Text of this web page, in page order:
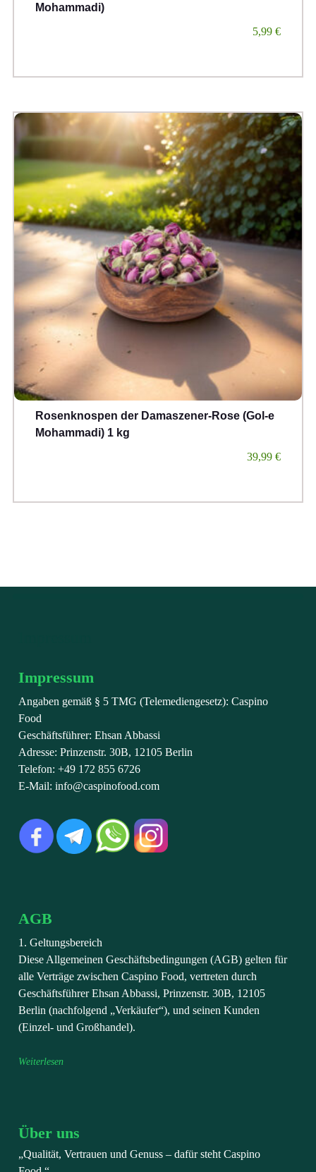
Mohammadi)
€
5,99
Rosenknospen der Damaszener-Rose (Gol-e
Mohammadi) 1 kg
€
39,99
Impressum
Angaben gemäß § 5 TMG (Telemediengesetz): Caspino
Food
Geschäftsführer: Ehsan Abbassi
Adresse: Prinzenstr. 30B, 12105 Berlin
Telefon: +49 172 855 6726
E-Mail: info@caspinofood.com
AGB
1. Geltungsbereich
Diese Allgemeinen Geschäftsbedingungen (AGB) gelten für
alle Verträge zwischen Caspino Food, vertreten durch
Geschäftsführer Ehsan Abbassi, Prinzenstr. 30B, 12105
Berlin (nachfolgend „Verkäufer“), und seinen Kunden
(Einzel- und Großhandel).
Weiterlesen
Über uns
„Qualität, Vertrauen und Genuss – dafür steht Caspino